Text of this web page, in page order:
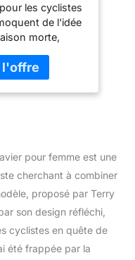
pour
ébène,
les cyclistes
de l'idée
morte,
parfait pour
plus
et les
:
articulés, 2
adaptées
avec
éclair
1 poche
pour femme est une
cherchant à combiner
proposé par Terry
son design réfléchi,
cyclistes en quête de
été frappée par la